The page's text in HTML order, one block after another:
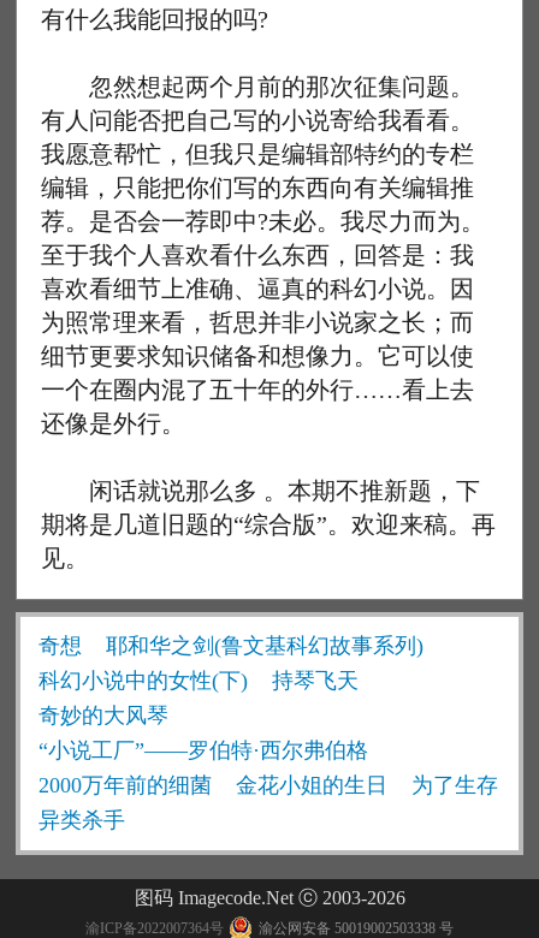
有什么我能回报的吗?
忽然想起两个月前的那次征集问题。
有人问能否把自己写的小说寄给我看看。
我愿意帮忙，但我只是编辑部特约的专栏
编辑，只能把你们写的东西向有关编辑推
荐。是否会一荐即中?未必。我尽力而为。
至于我个人喜欢看什么东西，回答是：我
喜欢看细节上准确、逼真的科幻小说。因
为照常理来看，哲思并非小说家之长；而
细节更要求知识储备和想像力。它可以使
一个在圈内混了五十年的外行……看上去
还像是外行。
闲话就说那么多 。本期不推新题，下
期将是几道旧题的“综合版”。欢迎来稿。再
见。
奇想
耶和华之剑(鲁文基科幻故事系列)
科幻小说中的女性(下)
持琴飞天
奇妙的大风琴
“小说工厂”——罗伯特·西尔弗伯格
2000万年前的细菌
金花小姐的生日
为了生存
异类杀手
图码 Imagecode.Net ⓒ 2003-2026
渝ICP备2022007364号 渝公网安备 50019002503338 号